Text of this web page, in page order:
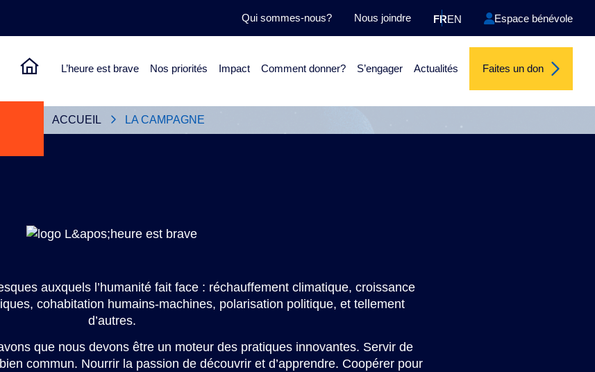
Qui sommes-nous? Nous joindre FREN Espace bénévole
L’heure est brave Nos priorités Impact Comment donner? S’engager Actualités Faites un don
ACCUEIL LA CAMPAGNE
auxquels l’humanité fait face : réchauffement climatique, croissance
cohabitation humains-machines, polarisation politique, et tellement
d’autres.
que nous devons être un moteur des pratiques innovantes. Servir de
commun. Nourrir la passion de découvrir et d’apprendre. Coopérer pour